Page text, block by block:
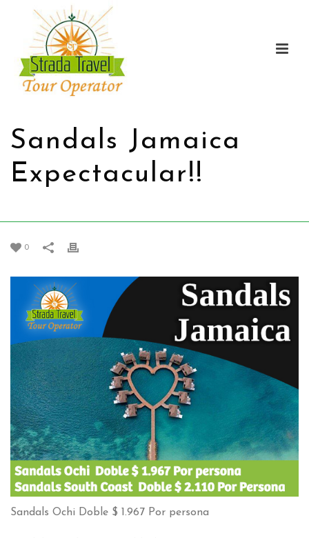
Sandals Jamaica
Expectacular!!
0
Sandals Ochi Doble $ 1.967 Por persona